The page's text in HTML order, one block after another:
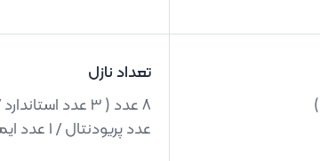
تعداد نازل
عدد پریودنتال / 1 عدد ایمپلنت )